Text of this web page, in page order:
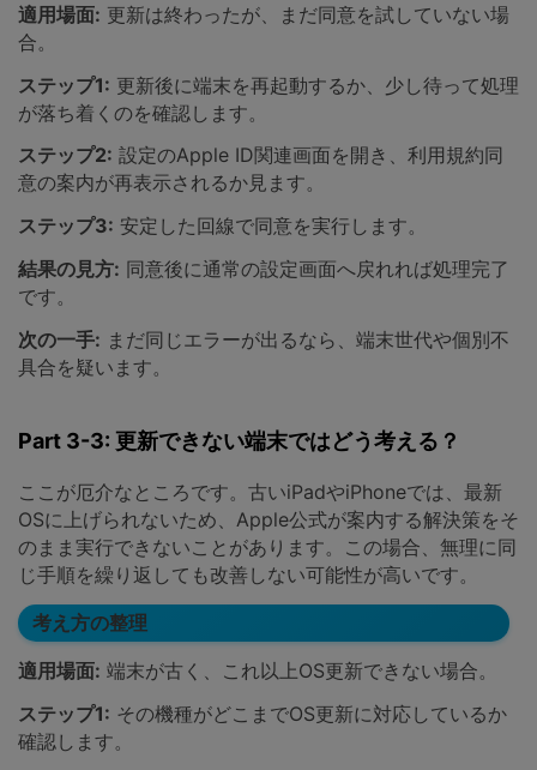
適用場面: 更新は終わったが、まだ同意を試していない場
合。
ステップ1: 更新後に端末を再起動するか、少し待って処理
が落ち着くのを確認します。
ステップ2: 設定のApple ID関連画面を開き、利用規約同
意の案内が再表示されるか見ます。
ステップ3: 安定した回線で同意を実行します。
結果の見方: 同意後に通常の設定画面へ戻れれば処理完了
です。
次の一手: まだ同じエラーが出るなら、端末世代や個別不
具合を疑います。
Part 3-3: 更新できない端末ではどう考える？
ここが厄介なところです。古いiPadやiPhoneでは、最新
OSに上げられないため、Apple公式が案内する解決策をそ
のまま実行できないことがあります。この場合、無理に同
じ手順を繰り返しても改善しない可能性が高いです。
考え方の整理
適用場面: 端末が古く、これ以上OS更新できない場合。
ステップ1: その機種がどこまでOS更新に対応しているか
確認します。